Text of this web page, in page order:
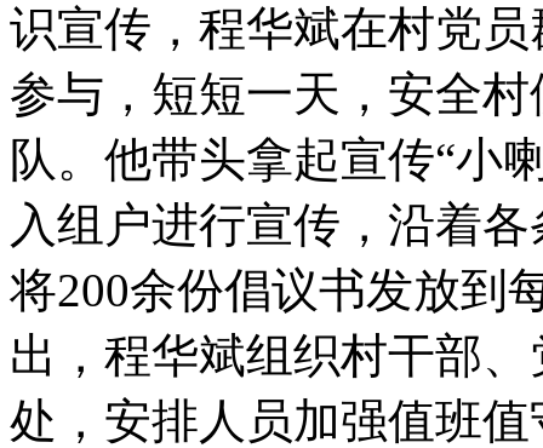
识宣传，程华斌在村党
参与，短短一天，安全
队。他带头拿起宣传“小
入组户进行宣传，沿着
将200余份倡议书发放到
出，程华斌组织村干部
处，安排人员加强值班